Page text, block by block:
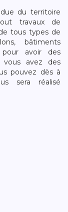
du territoire
travaux de
tous types de
bâtiments
pour avoir des
vous avez des
pouvez dès à
sera réalisé